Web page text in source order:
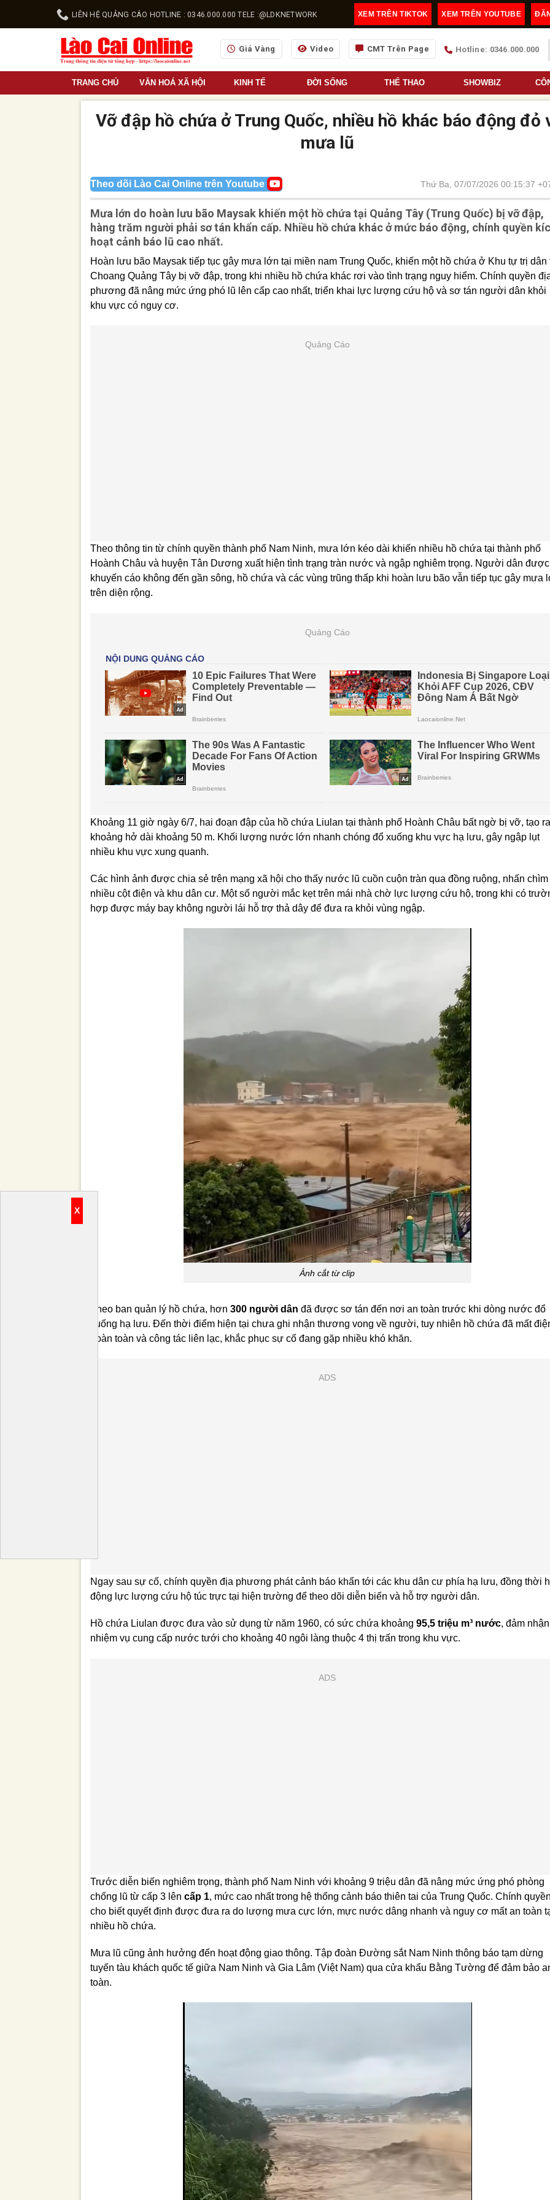
X
LIÊN HỆ QUẢNG CÁO HOTLINE : 0346.000.000 TELE :@LDKNETWORK XEM TRÊN TIKTOK XEM TRÊN YOUTUBE
Giá Vàng Video CMT Trên Page Hotline: 0346.000.000
TRANG CHỦ VĂN HOÁ XÃ HỘI KINH TẾ ĐỜI SỐNG THỂ THAO SHOWBIZ
Vỡ đập hồ chứa ở Trung Quốc, nhiều hồ khác báo động đỏ
mưa lũ
Theo dõi Lào Cai Online trên Youtube Thứ Ba, 07/07/2026 00:15:37
Mưa lớn do hoàn lưu bão Maysak khiến một hồ chứa tại Quảng Tây (Trung Quốc) bị vỡ đập,
hàng trăm người phải sơ tán khẩn cấp. Nhiều hồ chứa khác ở mức báo động, chính quyền
hoạt cảnh báo lũ cao nhất.
Hoàn lưu bão Maysak tiếp tục gây mưa lớn tại miền nam Trung Quốc, khiến một hồ chứa ở Khu tự trị dân
Choang Quảng Tây bị vỡ đập, trong khi nhiều hồ chứa khác rơi vào tình trạng nguy hiểm. Chính quyền
phương đã nâng mức ứng phó lũ lên cấp cao nhất, triển khai lực lượng cứu hộ và sơ tán người dân khỏi
khu vực có nguy cơ.
Quảng Cáo
Theo thông tin từ chính quyền thành phố Nam Ninh, mưa lớn kéo dài khiến nhiều hồ chứa tại thành phố
Hoành Châu và huyện Tân Dương xuất hiện tình trạng tràn nước và ngập nghiêm trọng. Người dân được
khuyến cáo không đến gần sông, hồ chứa và các vùng trũng thấp khi hoàn lưu bão vẫn tiếp tục gây mưa
trên diện rộng.
Quảng Cáo
Khoảng 11 giờ ngày 6/7, hai đoạn đập của hồ chứa Liulan tại thành phố Hoành Châu bất ngờ bị vỡ, tạo ra
khoảng hở dài khoảng 50 m. Khối lượng nước lớn nhanh chóng đổ xuống khu vực hạ lưu, gây ngập lụt
nhiều khu vực xung quanh.
Các hình ảnh được chia sẻ trên mạng xã hội cho thấy nước lũ cuồn cuộn tràn qua đồng ruộng, nhấn chìm
nhiều cột điện và khu dân cư. Một số người mắc kẹt trên mái nhà chờ lực lượng cứu hộ, trong khi có
hợp được máy bay không người lái hỗ trợ thả dây để đưa ra khỏi vùng ngập.
Ảnh cắt từ clip
Theo ban quản lý hồ chứa, hơn 300 người dân đã được sơ tán đến nơi an toàn trước khi dòng nước đổ
xuống hạ lưu. Đến thời điểm hiện tại chưa ghi nhận thương vong về người, tuy nhiên hồ chứa đã mất
hoàn toàn và công tác liên lạc, khắc phục sự cố đang gặp nhiều khó khăn.
ADS
Ngay sau sự cố, chính quyền địa phương phát cảnh báo khẩn tới các khu dân cư phía hạ lưu, đồng thời
động lực lượng cứu hộ túc trực tại hiện trường để theo dõi diễn biến và hỗ trợ người dân.
Hồ chứa Liulan được đưa vào sử dụng từ năm 1960, có sức chứa khoảng 95,5 triệu m³ nước, đảm nhận
nhiệm vụ cung cấp nước tưới cho khoảng 40 ngôi làng thuộc 4 thị trấn trong khu vực.
ADS
Trước diễn biến nghiêm trọng, thành phố Nam Ninh với khoảng 9 triệu dân đã nâng mức ứng phó phòng
chống lũ từ cấp 3 lên cấp 1, mức cao nhất trong hệ thống cảnh báo thiên tai của Trung Quốc. Chính
cho biết quyết định được đưa ra do lượng mưa cực lớn, mực nước dâng nhanh và nguy cơ mất an toàn
nhiều hồ chứa.
Mưa lũ cũng ảnh hưởng đến hoạt động giao thông. Tập đoàn Đường sắt Nam Ninh thông báo tạm dừng
tuyến tàu khách quốc tế giữa Nam Ninh và Gia Lâm (Việt Nam) qua cửa khẩu Bằng Tường để đảm bảo
toàn.